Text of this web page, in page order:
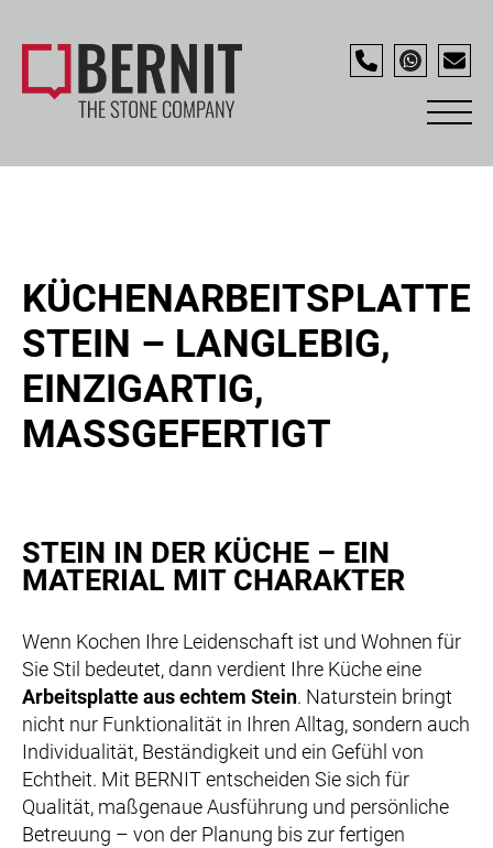
KÜCHENARBEITSPLATTE
STEIN – LANGLEBIG,
EINZIGARTIG,
MASSGEFERTIGT
STEIN IN DER KÜCHE – EIN
MATERIAL MIT CHARAKTER
Wenn Kochen Ihre Leidenschaft ist und Wohnen für
Sie Stil bedeutet, dann verdient Ihre Küche eine
Arbeitsplatte aus echtem Stein. Naturstein bringt
nicht nur Funktionalität in Ihren Alltag, sondern auch
Individualität, Beständigkeit und ein Gefühl von
Echtheit. Mit BERNIT entscheiden Sie sich für
Qualität, maßgenaue Ausführung und persönliche
Betreuung – von der Planung bis zur fertigen